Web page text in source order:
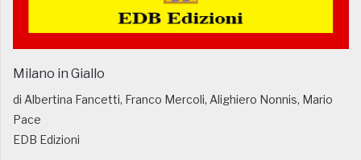
Milano in Giallo
di Albertina Fancetti, Franco Mercoli, Alighiero Nonnis, Mario
Pace
EDB Edizioni